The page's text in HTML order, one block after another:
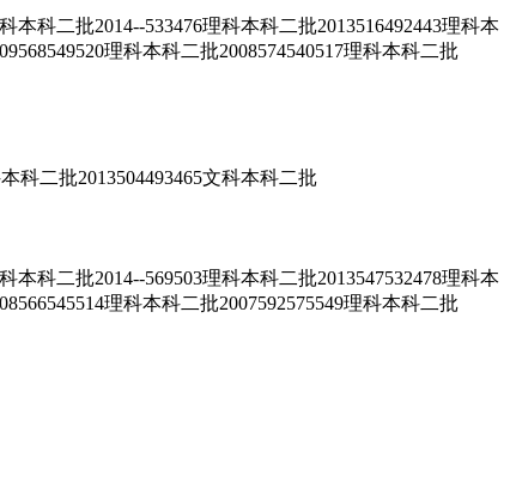
科二批2014--533476理科本科二批2013516492443理科本
理科本科二批2008574540517理科本科二批
科二批2013504493465文科本科二批
科二批2014--569503理科本科二批2013547532478理科本
理科本科二批2007592575549理科本科二批